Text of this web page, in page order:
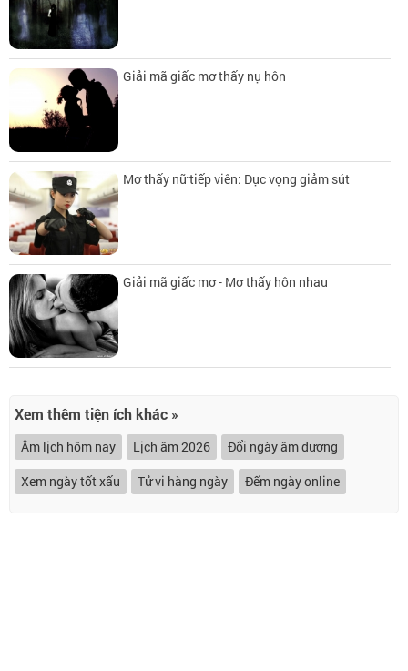
Giải mã giấc mơ thấy nụ hôn
Mơ thấy nữ tiếp viên: Dục vọng giảm sút
Giải mã giấc mơ - Mơ thấy hôn nhau
Xem thêm tiện ích khác »
Âm lịch hôm nay Lịch âm 2026
Đổi ngày âm dương
Xem ngày tốt xấu
Tử vi hàng ngày Đếm ngày online